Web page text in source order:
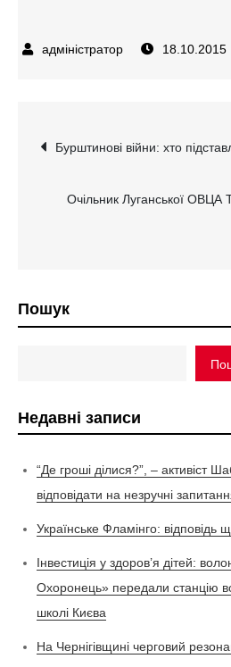
18.10.2015
Навігація
записів
Бурштинові війни: хто
Очільник Луганської ОВЦА
Пошук
Недавні записи
“Де гроші ділися?”, – активіст
відповідати на незручні
Українське Фламінго: відповідь
Інвестиція у здоров’я дітей:
Охоронець» передали станцію
школі Києва
На Чернігівщині черговий